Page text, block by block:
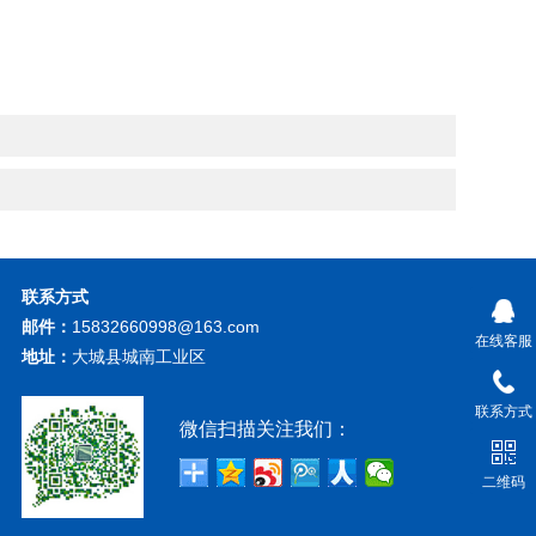
联系方式
邮件： 15832660998@163.com
地址： 大城县城南工业区
微信扫描关注我们：
在线客服
联系方式
二维码